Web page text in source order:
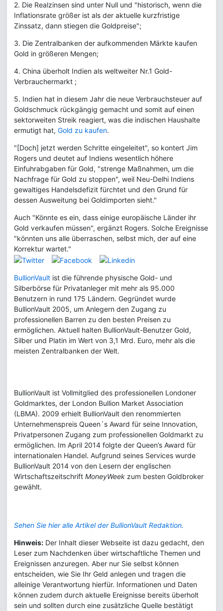
2. Die Realzinsen sind unter Null und "historisch, wenn die
Inflationsrate größer ist als der aktuelle kurzfristige
Zinssatz, dann stiegen die Goldpreise";
3. Die Zentralbanken der aufkommenden Märkte kaufen
Gold in größeren Mengen;
4. China überholt Indien als weltweiter Nr.1 Gold-
Verbrauchermarkt ;
5. Indien hat in diesem Jahr die neue Verbrauchsteuer auf
Goldschmuck rückgängig gemacht und somit auf einen
sektorweiten Streik reagiert, was die indischen Haushalte
ermutigt hat, Gold zu kaufen.
"[Doch] jetzt werden Schritte eingeleitet", so kontert Jim
Rogers und deutet auf Indiens wesentlich höhere
Einfuhrabgaben für Gold, "strenge Maßnahmen, um die
Nachfrage für Gold zu stoppen", weil Neu-Delhi Indiens
gewaltiges Handelsdefizit fürchtet und den Grund für
dessen Ausweitung bei Goldimporten sieht."
Auch "Könnte es ein, dass einige europäische Länder ihr
Gold verkaufen müssen", ergänzt Rogers. Solche Ereignisse
"könnten uns alle überraschen, selbst mich, der auf eine
Korrektur wartet."
BullionVault ist die führende physische Gold- und
Silberbörse für Privatanleger mit mehr als 95.000
Benutzern in rund 175 Ländern. Gegründet wurde
BullionVault 2005, um Anlegern den Zugang zu
professionellen Barren zu den besten Preisen zu
ermöglichen. Aktuell halten BullionVault-Benutzer Gold,
Silber und Platin im Wert von 3,1 Mrd. Euro, mehr als die
meisten Zentralbanken der Welt.
BullionVault ist Vollmitglied des professionellen Londoner
Goldmarktes, der London Bullion Market Association
(LBMA). 2009 erhielt BullionVault den renommierten
Unternehmenspreis Queen´s Award für seine Innovation,
Privatpersonen Zugang zum professionellen Goldmarkt zu
ermöglichen. Im April 2014 folgte der Queen’s Award für
internationalen Handel. Aufgrund seines Services wurde
BullionVault 2014 von den Lesern der englischen
Wirtschaftszeitschrift MoneyWeek zum besten Goldbroker
gewählt.
Sehen Sie hier alle Artikel der BullionVault Redaktion.
Hinweis: Der Inhalt dieser Webseite ist dazu gedacht, den
Leser zum Nachdenken über wirtschaftliche Themen und
Ereignissen anzuregen. Aber nur Sie selbst können
entscheiden, wie Sie Ihr Geld anlegen und tragen die
alleinige Verantwortung hierfür. Informationen und Daten
können zudem durch aktuelle Ereignisse bereits überholt
sein und sollten durch eine zusätzliche Quelle bestätigt